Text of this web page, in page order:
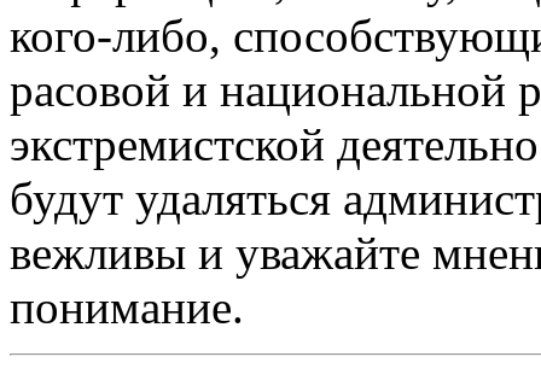
кого-либо,
расовой и национальной
экстремистской
будут удаляться
вежливы и уважайте
понимание.